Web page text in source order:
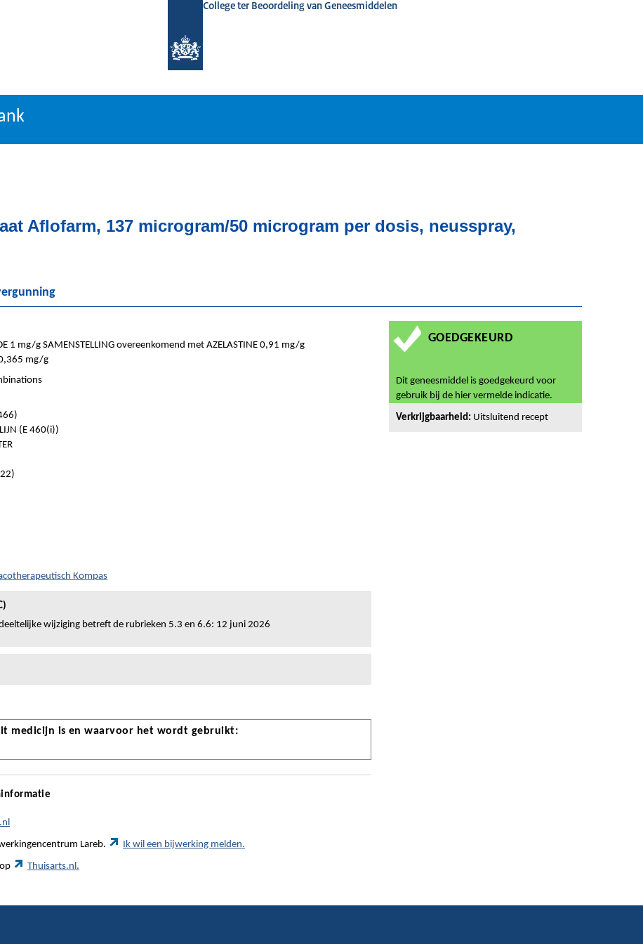
College ter Beoordeling van Geneesmiddelen
Aflofarm, 137 microgram/50 microgram per dosis, neusspray,
1 mg/g SAMENSTELLING overeenkomend met AZELASTINE 0,91 mg/g
0,365 mg/g
(E 460(i))
Kompas
wijziging betreft de rubrieken 5.3 en 6.6: 12 juni 2026
medicijn is en waarvoor het wordt gebruikt:
Lareb. Ik wil een bijwerking melden.
Thuisarts.nl.
GOEDGEKEURD
Dit geneesmiddel is goedgekeurd voor
gebruik bij de hier vermelde indicatie.
Verkrijgbaarheid: Uitsluitend recept